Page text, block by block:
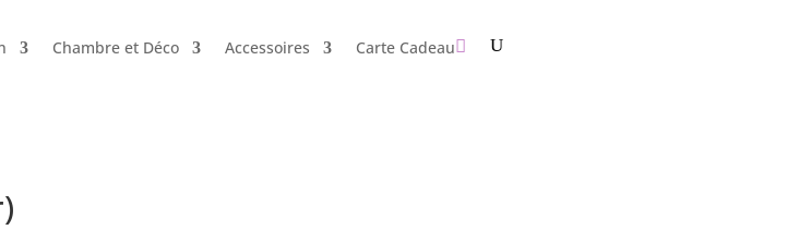
Chambre et Déco Accessoires Carte Cadeau